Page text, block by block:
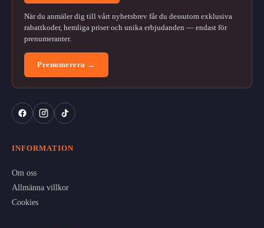
När du anmäler dig till vårt nyhetsbrev får du dessutom exklusiva
rabattkoder, hemliga priser och unika erbjudanden — endast för
prenumeranter.
Prenumerera →
INFORMATION
Om oss
Allmänna villkor
Cookies